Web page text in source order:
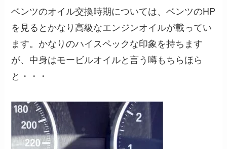
ベンツのオイル交換時期については、ベンツのHP
を見るとかなり高級なエンジンオイルが載ってい
ます。かなりのハイスペックな印象を持ちます
が、中身はモービルオイルと言う噂もちらほら
と・・・